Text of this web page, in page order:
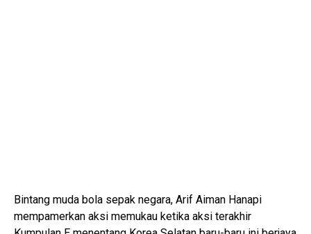
Bintang muda bola sepak negara, Arif Aiman Hanapi
mempamerkan aksi memukau ketika aksi terakhir